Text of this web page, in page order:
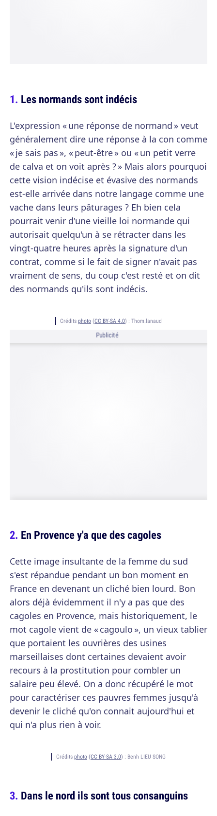
Les normands sont indécis
L'expression « une réponse de normand » veut
généralement dire une réponse à la con comme
« je sais pas », « peut-être » ou « un petit verre
de calva et on voit après ? » Mais alors pourquoi
cette vision indécise et évasive des normands
est-elle arrivée dans notre langage comme une
vache dans leurs pâturages ? Eh bien cela
pourrait venir d'une vieille loi normande qui
autorisait quelqu'un à se rétracter dans les
vingt-quatre heures après la signature d'un
contrat, comme si le fait de signer n'avait pas
vraiment de sens, du coup c'est resté et on dit
des normands qu'ils sont indécis.
Crédits photo (CC BY-SA 4.0) : Thom.lanaud
Publicité
En Provence y'a que des cagoles
Cette image insultante de la femme du sud
s'est répandue pendant un bon moment en
France en devenant un cliché bien lourd. Bon
alors déjà évidemment il n'y a pas que des
cagoles en Provence, mais historiquement, le
mot cagole vient de « cagoulo », un vieux tablier
que portaient les ouvrières des usines
marseillaises dont certaines devaient avoir
recours à la prostitution pour combler un
salaire peu élevé. On a donc récupéré le mot
pour caractériser ces pauvres femmes jusqu'à
devenir le cliché qu'on connait aujourd'hui et
qui n'a plus rien à voir.
Crédits photo (CC BY-SA 3.0) : Benh LIEU SONG
Dans le nord ils sont tous consanguins